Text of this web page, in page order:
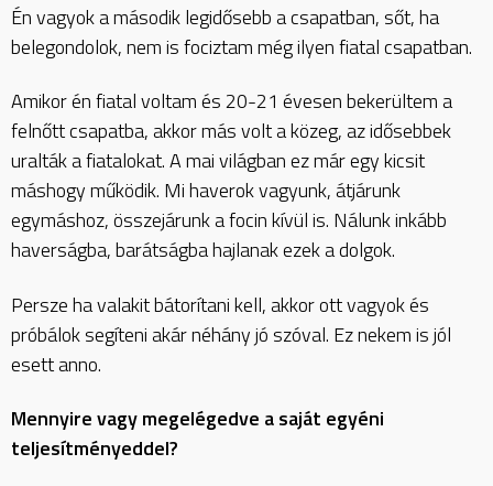
Én vagyok a második legidősebb a csapatban, sőt, ha
belegondolok, nem is fociztam még ilyen fiatal csapatban.
Amikor én fiatal voltam és 20-21 évesen bekerültem a
felnőtt csapatba, akkor más volt a közeg, az idősebbek
uralták a fiatalokat. A mai világban ez már egy kicsit
máshogy működik. Mi haverok vagyunk, átjárunk
egymáshoz, összejárunk a focin kívül is. Nálunk inkább
haverságba, barátságba hajlanak ezek a dolgok.
Persze ha valakit bátorítani kell, akkor ott vagyok és
próbálok segíteni akár néhány jó szóval. Ez nekem is jól
esett anno.
Mennyire vagy megelégedve a saját egyéni
teljesítményeddel?